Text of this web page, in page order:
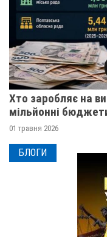
Хто заробляє на
мільйонні
01 травня 2026
БЛОГИ